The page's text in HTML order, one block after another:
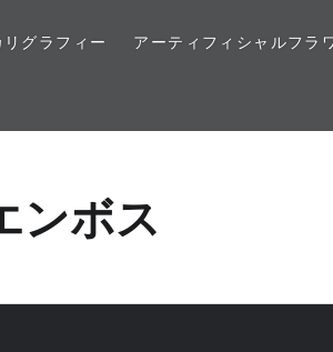
リグラフィー アーティフィシャルフラ
ンボス